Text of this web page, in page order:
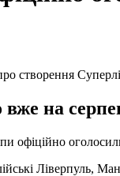
вже на
офіційно
Ліверпуль,